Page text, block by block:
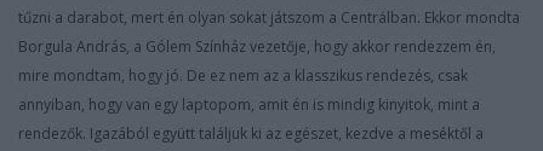
tűzni a darabot, mert én olyan sokat játszom a Centrálban. Ekkor mondta
Borgula András, a Gólem Színház vezetője, hogy akkor rendezzem én,
mire mondtam, hogy jó. De ez nem az a klasszikus rendezés, csak
annyiban, hogy van egy laptopom, amit én is mindig kinyitok, mint a
rendezők. Igazából együtt találjuk ki az egészet, kezdve a meséktől a